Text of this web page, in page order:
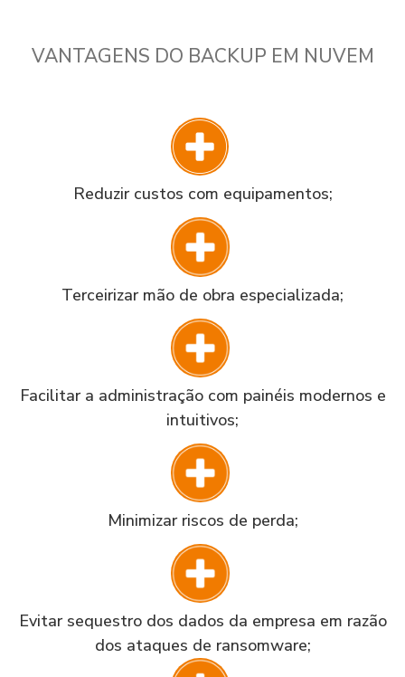
VANTAGENS DO BACKUP EM NUVEM
Reduzir custos com equipamentos;​
Terceirizar mão de obra especializada;
Facilitar a administração com painéis modernos e
intuitivos;
Minimizar riscos de perda;
Evitar sequestro dos dados da empresa em razão
dos ataques de ransomware;